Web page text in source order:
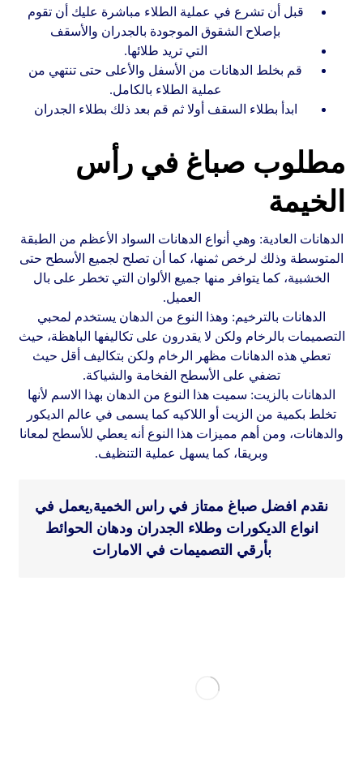
قبل أن تشرع في عملية الطلاء مباشرة عليك أن تقوم
بإصلاح الشقوق الموجودة بالجدران والأسقف
التي تريد طلائها.
قم بخلط الدهانات من الأسفل والأعلى حتى تنتهي من
عملية الطلاء بالكامل.
ابدأ بطلاء السقف أولا ثم قم بعد ذلك بطلاء الجدران
مطلوب صباغ في رأس
الخيمة
الدهانات العادية: وهي أنواع الدهانات السواد الأعظم من الطبقة
المتوسطة وذلك لرخص ثمنها، كما أن تصلح لجميع الأسطح حتى
الخشبية، كما يتوافر منها جميع الألوان التي تخطر على بال
العميل.
الدهانات بالترخيم: وهذا النوع من الدهان يستخدم لمحبي
التصميمات بالرخام ولكن لا يقدرون على تكاليفها الباهظة، حيث
تعطي هذه الدهانات مظهر الرخام ولكن بتكاليف أقل حيث
تضفي على الأسطح الفخامة والشياكة.
الدهانات بالزيت: سميت هذا النوع من الدهان بهذا الاسم لأنها
تخلط بكمية من الزيت أو اللاكيه كما يسمى في عالم الديكور
والدهانات، ومن أهم مميزات هذا النوع أنه يعطي للأسطح لمعانا
وبريقا، كما يسهل عملية التنظيف.
نقدم افضل صباغ ممتاز في راس الخمية,يعمل في
انواع الديكورات وطلاء الجدران ودهان الحوائط
بأرقي التصميمات في الامارات